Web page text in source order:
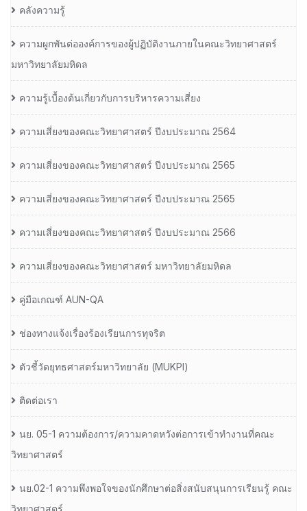
คลังความรู้
ความผูกพันต่อองค์การของผู้ปฏิบัติงานภายในคณะวิทยาศาสตร์
มหาวิทยาลัยมหิดล
ความรู้เบื้องต้นเกี่ยวกับการบริหารความเสี่ยง
ความเสี่ยงของคณะวิทยาศาสตร์ ปีงบประมาณ 2564
ความเสี่ยงของคณะวิทยาศาสตร์ ปีงบประมาณ 2565
ความเสี่ยงของคณะวิทยาศาสตร์ ปีงบประมาณ 2565
ความเสี่ยงของคณะวิทยาศาสตร์ ปีงบประมาณ 2566
ความเสี่ยงของคณะวิทยาศาสตร์ มหาวิทยาลัยมหิดล
คู่มือเกณฑ์ AUN-QA
ช่องทางแจ้งเรื่องร้องเรียนการทุจริต
ตัวชี้วัดยุทธศาสตร์มหาวิทยาลัย (MUKPI)
ติดต่อเรา
นย. 05-1 ความต้องการ/ความคาดหวังต่อการเข้าทำงานที่คณะ
วิทยาศาสตร์
นย.02-1 ความพึงพอใจของนักศึกษาต่อสิ่งสนับสนุนการเรียนรู้ คณะ
วิทยาศาสตร์